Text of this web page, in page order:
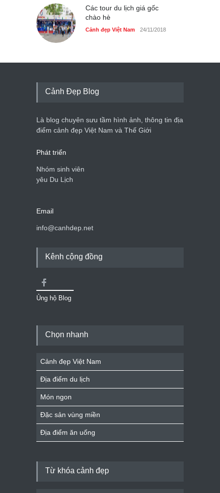
Các tour du lịch giá gốc
chào hè
Cảnh đẹp Việt Nam 24/11/2018
Cảnh Đẹp Blog
Là blog chuyên sưu tầm hình ảnh, thông tin địa
điểm cảnh đẹp Việt Nam và Thế Giới
Phát triển
Nhóm sinh viên
yêu Du Lịch
Email
info@canhdep.net
Kênh cộng đồng
Ủng hộ Blog
Chọn nhanh
Cảnh đẹp Việt Nam
Địa điểm du lịch
Món ngon
Đặc sản vùng miền
Địa điểm ăn uống
Từ khóa cảnh đẹp